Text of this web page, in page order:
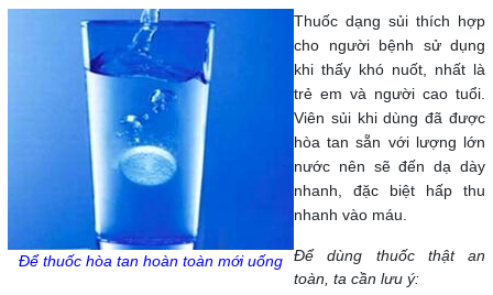
Để thuốc hòa tan hoàn toàn mới uống
Thuốc dạng sủi thích hợp
cho người bệnh sử dụng
khi thấy khó nuốt, nhất là
trẻ em và người cao tuổi.
Viên sủi khi dùng đã được
hòa tan sẵn với lượng lớn
nước nên sẽ đến dạ dày
nhanh, đặc biệt hấp thu
nhanh vào máu.
Để dùng thuốc thật an
toàn, ta cần lưu ý: